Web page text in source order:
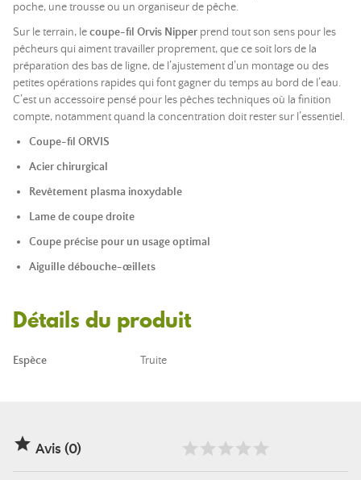
poche, une trousse ou un organiseur de pêche.
Sur le terrain, lecoupe-fil Orvis Nipper prend tout son sens pour les
pêcheurs qui aiment travailler proprement, que ce soit lors de la
préparation des bas de ligne, de l’ajustement d’un montage ou des
petites opérations rapides qui font gagner du temps au bord de l’eau.
C’est un accessoire pensé pour les pêches techniques où la finition
compte, notamment quand la concentration doit rester sur l’essentiel.
Coupe-fil ORVIS
Acier chirurgical
Revêtement plasma inoxydable
Lame de coupe droite
Coupe précise pour un usage optimal
Aiguille débouche-œillets
Détails du produit
Espèce Truite
 Avis (0)